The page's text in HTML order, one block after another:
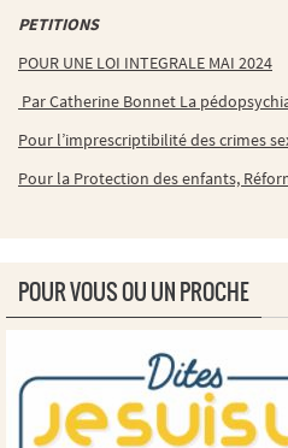
PETITIONS
POUR UNE LOI INTEGRALE MAI 2024
Par Catherine Bonnet La
Pour l’imprescriptibilité des crimes
Pour la Protection des enfants,
POUR VOUS OU UN PROCHE